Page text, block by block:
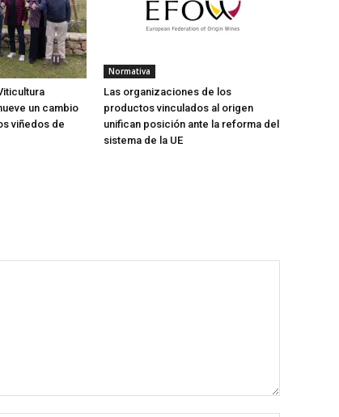
un cambio
viñedos de
Normativa
Las organizaciones de los
productos vinculados al origen
unifican posición ante la reforma del
sistema de la UE